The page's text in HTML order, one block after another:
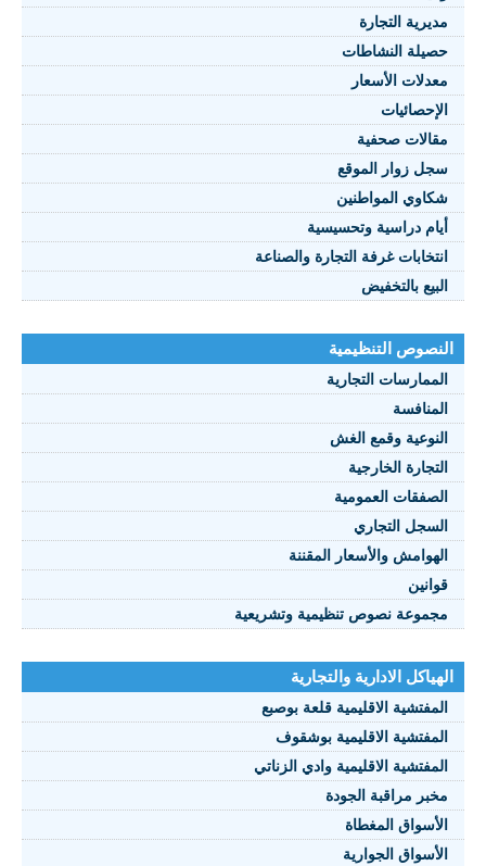
النصوص 2021
FRANÇAIS
مديرية التجارة
حصيلة النشاطات
معدلات الأسعار
الإحصائيات
مقالات صحفية
سجل زوار الموقع
شكاوي المواطنين
أيام دراسية وتحسيسية
انتخابات غرفة التجارة والصناعة
البيع بالتخفيض
النصوص التنظيمية
الممارسات التجارية
المنافسة
النوعية وقمع الغش
التجارة الخارجية
الصفقات العمومية
السجل التجاري
الهوامش والأسعار المقننة
قوانين
مجموعة نصوص تنظيمية وتشريعية
الهياكل الادارية والتجارية
المفتشية الاقليمية قلعة بوصبع
المفتشية الاقليمية بوشقوف
المفتشية الاقليمية وادي الزناتي
مخبر مراقبة الجودة
الأسواق المغطاة
الأسواق الجوارية